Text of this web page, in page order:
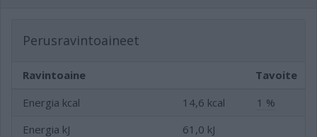
Perusravintoaineet
Ravintoaine
Tavoite
Energia kcal
14,6 kcal
1 %
Energia kJ
61,0 kJ